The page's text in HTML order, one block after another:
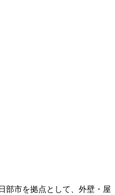
部市を拠点として、外壁・屋